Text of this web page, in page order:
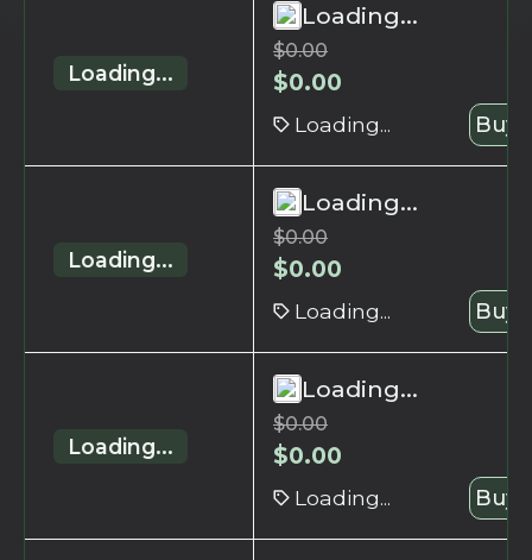
Loading...
Loading...
$0.00
$0.00
Loading... Buy
Loading...
Loading...
$0.00
$0.00
Loading... Buy
Loading...
Loading...
$0.00
$0.00
Loading... Buy